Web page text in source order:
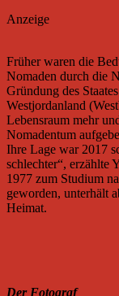
Anzeige
Früher waren die
Nomaden durch die
Gründung des
Westjordanland
Lebensraum mehr
Nomadentum
Ihre Lage war 2017
schlechter“, erzählte
1977 zum Studium
geworden, unterhält
Heimat.
Der Fotograf